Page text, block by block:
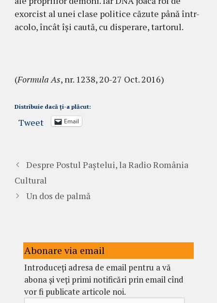
exorcist al unei clase politice căzute pâ­nă într-
acolo, încât îşi caută, cu disperare, tar­torul.
(Formula As, nr. 1238, 20-27 Oct. 2016)
Distribuie dacă ți-a plăcut:
Tweet Email
Despre Postul Paștelui, la Radio România
Cultural
Un dos de palmă
Abonare via email
Introduceți adresa de email pentru a vă
abona și veți primi notificări prin email cînd
vor fi publicate articole noi.